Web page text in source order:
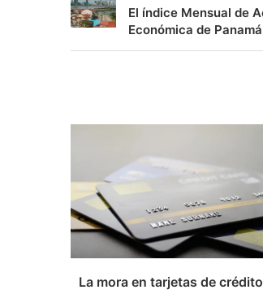
El índice Mensual de
Económica de
La mora en tarjetas de crédito